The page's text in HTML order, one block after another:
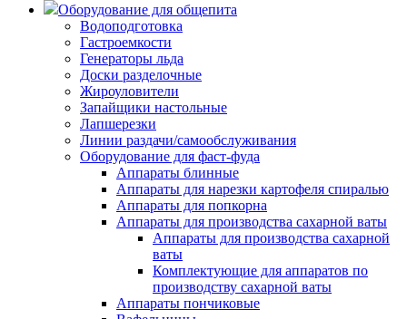
Оборудование для общепита
Водоподготовка
Гастроемкости
Генераторы льда
Доски разделочные
Жироуловители
Запайщики настольные
Лапшерезки
Линии раздачи/самообслуживания
Оборудование для фаст-фуда
Аппараты блинные
Аппараты для нарезки картофеля спиралью
Аппараты для попкорна
Аппараты для производства сахарной ваты
Аппараты для производства сахарной
ваты
Комплектующие для аппаратов по
производству сахарной ваты
Аппараты пончиковые